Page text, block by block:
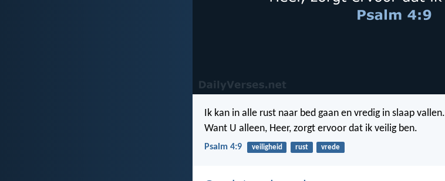
Ik kan in alle rust naar bed gaan en vredig in slaap vallen.
Want U alleen, Heer, zorgt ervoor dat ik veilig ben.
Psalm 4:9 veiligheid rust vrede